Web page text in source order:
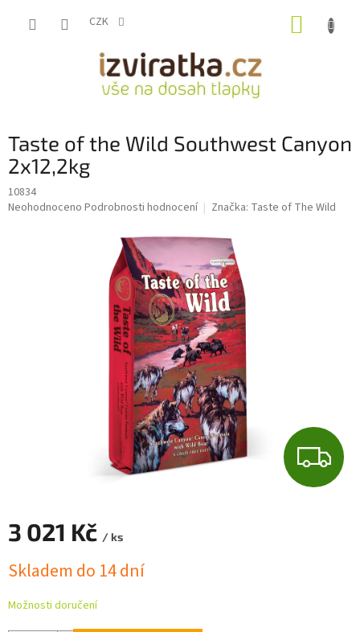
CZK
Taste of the Wild Southwest Canyon
2x12,2kg
10834
Průměrné
Neohodnoceno Podrobnosti hodnocení Značka: Taste of The Wild
Z
D
3 021 Kč / ks
cena:
Skladem do 14 dní
Možnosti doručení